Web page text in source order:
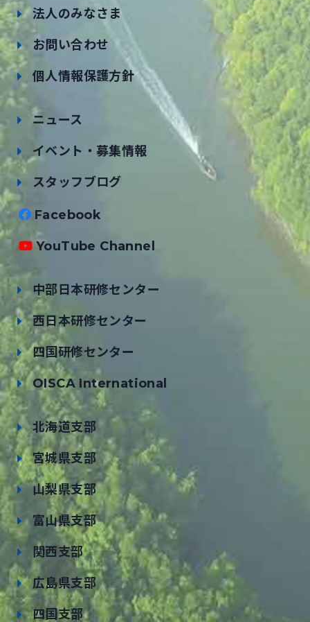
法人のみなさま
お問い合わせ
個人情報保護方針
ニュース
イベント・募集情報
スタッフブログ
Facebook
YouTube Channel
中部日本研修センター
西日本研修センター
四国研修センター
OISCA International
北海道支部
宮城県支部
山梨県支部
富山県支部
関西支部
広島県支部
四国支部